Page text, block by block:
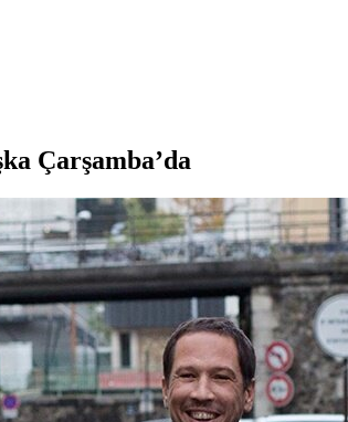
Çarşamba’da